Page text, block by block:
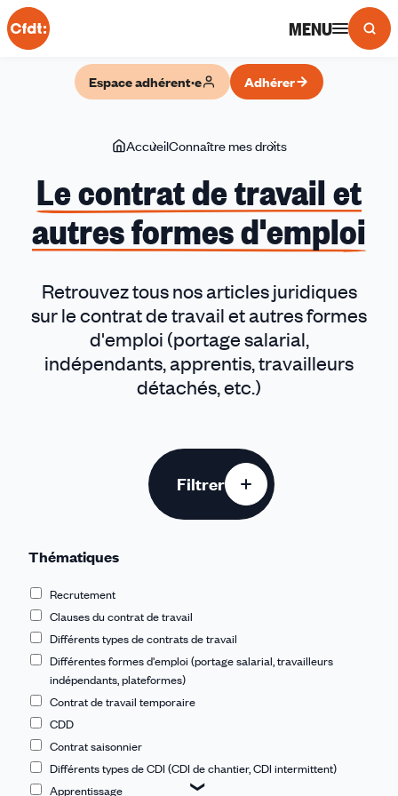
Panneau de gestion des cookies
MENU
Espace adhérent·e Adhérer
Vous
ici
AccueilConnaître mes droits
contrat
de
et
formes
d'emploi
Le contrat de travail et
autres formes d'emploi
Retrouvez tous nos articles juridiques
sur le contrat de travail et autres formes
d'emploi (portage salarial,
indépendants, apprentis, travailleurs
détachés, etc.)
Filtrer
Thématiques
Recrutement
Clauses du contrat de travail
Différents types de contrats de travail
Différentes formes d'emploi (portage salarial, travailleurs
indépendants, plateformes)
Contrat de travail temporaire
CDD
Contrat saisonnier
Différents types de CDI (CDI de chantier, CDI intermittent)
Apprentissage